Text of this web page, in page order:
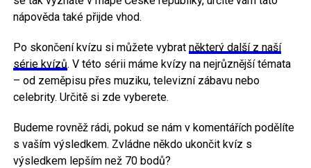
nápověda také přijde vhod.
Po skončení kvízu si můžete vybrat některý další z naší
série kvízů. V této sérii máme kvízy na nejrůznější témata
– od zeměpisu přes muziku, televizní zábavu nebo
celebrity. Určitě si zde vyberete.
Budeme rovněž rádi, pokud se nám v komentářích podělíte
s vaším výsledkem. Zvládne někdo ukončit kvíz s
výsledkem lepším než 70 bodů?